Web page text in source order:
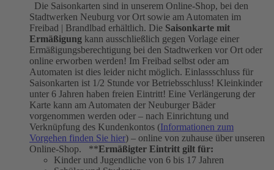
Die Saisonkarten sind in unserem Online-Shop, bei den
Stadtwerken Neuburg vor Ort sowie am Automaten im
Freibad | Brandlbad erhältlich. Die Saisonkarte mit
Ermäßigung kann ausschließlich gegen Vorlage einer
Ermäßigungsberechtigung bei den Stadtwerken vor Ort oder
online erworben werden! Im Freibad selbst oder am
Automaten ist dies leider nicht möglich. Einlassschluss für
Saisonkarten ist 1/2 Stunde vor Betriebsschluss! Kleinkinder
unter 6 Jahren haben freien Eintritt! Eine Verlängerung der
Karte kann am Automaten der Neuburger Bäder
vorgenommen werden oder – nach Einrichtung und
Verknüpfung des Kundenkontos (Informationen zum
Vorgehen finden Sie hier) – online von zuhause über unseren
Online-Shop. **Ermäßigter Eintritt gilt für:
Kinder und Jugendliche von 6 bis 17 Jahren